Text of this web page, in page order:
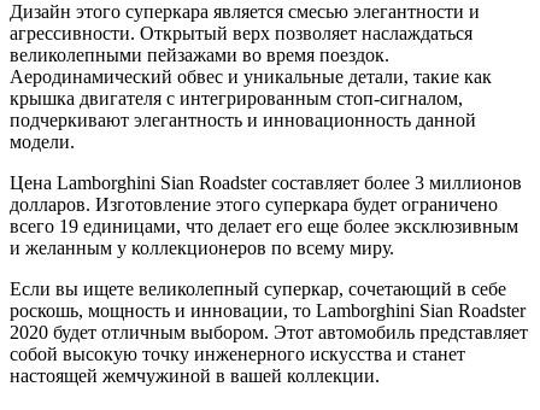
Дизайн этого суперкара является смесью элегантности и
агрессивности. Открытый верх позволяет наслаждаться
великолепными пейзажами во время поездок.
Аеродинамический обвес и уникальные детали, такие как
крышка двигателя с интегрированным стоп-сигналом,
подчеркивают элегантность и инновационность данной
модели.
Цена Lamborghini Sian Roadster составляет более 3 миллионов
долларов. Изготовление этого суперкара будет ограничено
всего 19 единицами, что делает его еще более эксклюзивным
и желанным у коллекционеров по всему миру.
Если вы ищете великолепный суперкар, сочетающий в себе
роскошь, мощность и инновации, то Lamborghini Sian Roadster
2020 будет отличным выбором. Этот автомобиль представляет
собой высокую точку инженерного искусства и станет
настоящей жемчужиной в вашей коллекции.